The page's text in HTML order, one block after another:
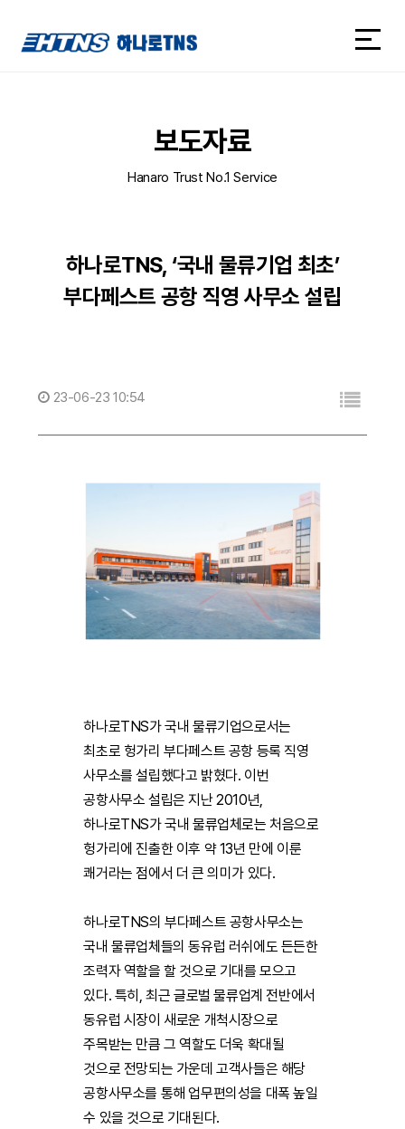
하나로TNS
보도자료
Hanaro Trust No.1 Service
하나로TNS, ‘국내 물류기업 최초’
부다페스트 공항 직영 사무소 설립
23-06-23 10:54
하나로TNS가 국내 물류기업으로서는
최초로 헝가리 부다페스트 공항 등록 직영
사무소를 설립했다고 밝혔다. 이번
공항사무소 설립은 지난 2010년,
하나로TNS가 국내 물류업체로는 처음으로
헝가리에 진출한 이후 약 13년 만에 이룬
쾌거라는 점에서 더 큰 의미가 있다.
하나로TNS의 부다페스트 공항사무소는
국내 물류업체들의 동유럽 러쉬에도 든든한
조력자 역할을 할 것으로 기대를 모으고
있다. 특히, 최근 글로벌 물류업계 전반에서
동유럽 시장이 새로운 개척시장으로
주목받는 만큼 그 역할도 더욱 확대될
것으로 전망되는 가운데 고객사들은 해당
공항사무소를 통해 업무편의성을 대폭 높일
수 있을 것으로 기대된다.